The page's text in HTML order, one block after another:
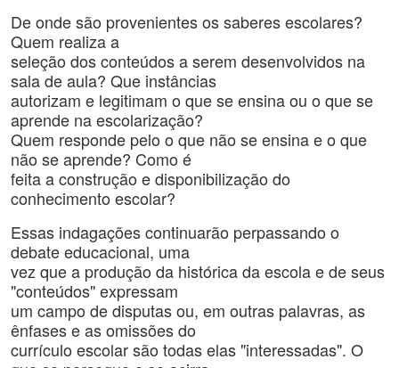
De onde são provenientes os saberes escolares?
Quem realiza a
seleção dos conteúdos a serem desenvolvidos na
sala de aula? Que instâncias
autorizam e legitimam o que se ensina ou o que se
aprende na escolarização?
Quem responde pelo o que não se ensina e o que
não se aprende? Como é
feita a construção e disponibilização do
conhecimento escolar?
Essas indagações continuarão perpassando o
debate educacional, uma
vez que a produção da histórica da escola e de seus
"conteúdos" expressam
um campo de disputas ou, em outras palavras, as
ênfases e as omissões do
currículo escolar são todas elas "interessadas". O